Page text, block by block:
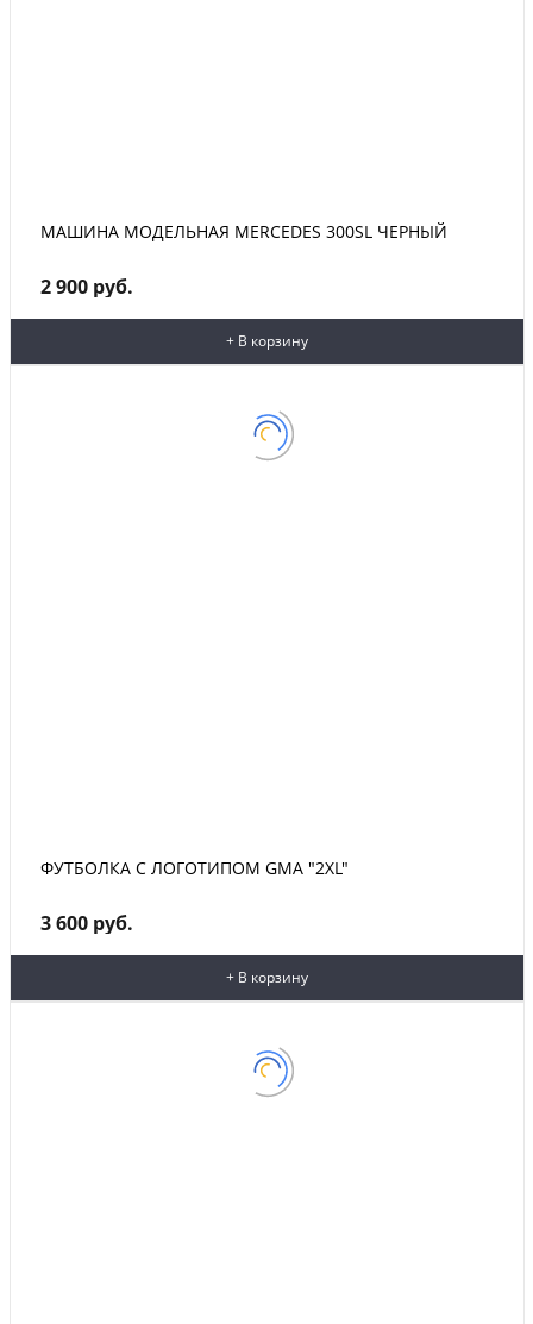
МАШИНА МОДЕЛЬНАЯ MERCEDES 300SL ЧЕРНЫЙ
2 900 руб.
+ В корзину
ФУТБОЛКА С ЛОГОТИПОМ GMA "2XL"
3 600 руб.
+ В корзину